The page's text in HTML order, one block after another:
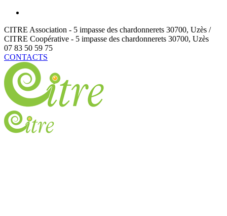
CITRE Association - 5 impasse des chardonnerets 30700, Uzès /
CITRE Coopérative - 5 impasse des chardonnerets 30700, Uzès
07 83 50 59 75
CONTACTS